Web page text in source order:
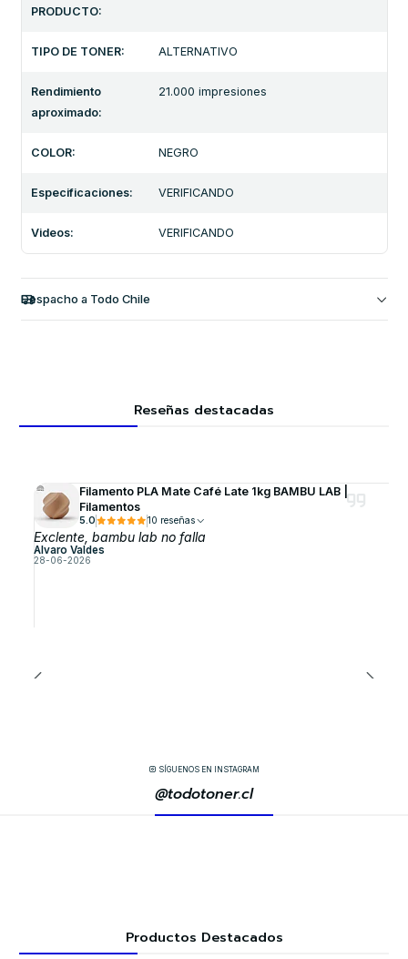
PRODUCTO:
TIPO DE TONER: ALTERNATIVO
Rendimiento
aproximado:
21.000 impresiones
COLOR: NEGRO
Especificaciones: VERIFICANDO
Videos: VERIFICANDO
Despacho a Todo Chile
Reseñas destacadas
Filamento PLA Mate Café Late 1kg BAMBU LAB |
Filamentos
5.0 10 reseñas
Exclente, bambu lab no falla
Alvaro Valdes
28-06-2026
SÍGUENOS EN INSTAGRAM
@todotoner.cl
Productos Destacados